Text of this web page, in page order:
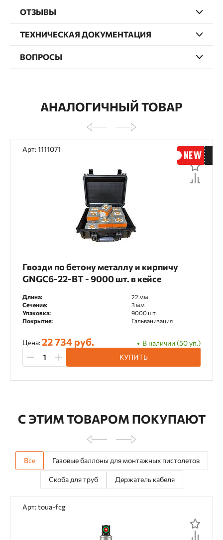
ОТЗЫВЫ
ТЕХНИЧЕСКАЯ ДОКУМЕНТАЦИЯ
ВОПРОСЫ
АНАЛОГИЧНЫЙ ТОВАР
Арт: 1111071
Гвозди по бетону металлу и кирпичу
GNGC6-22-BT - 9000 шт. в кейсе
Длина:
22 мм
Сечение:
3 мм
Упаковка:
9000 шт.
Покрытие:
Гальванизация
Цена:22 734 руб.
В наличии (50 уп.)
КУПИТЬ
С ЭТИМ ТОВАРОМ ПОКУПАЮТ
Все Газовые баллоны для монтажных пистолетов
Скоба для труб Держатель кабеля
Арт: toua-fcg